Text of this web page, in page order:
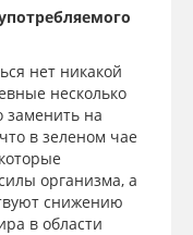
нет никакой
несколько
на
в зеленом чае
организма, а
снижению
в области